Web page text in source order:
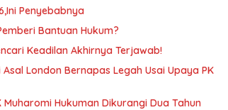
Penyebabnya
Bantuan Hukum?
Keadilan Akhirnya Terjawab!
London Bernapas Legah Usai Upaya PK
Hukuman Dikurangi Dua Tahun